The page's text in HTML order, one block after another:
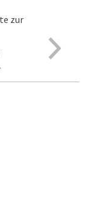
zur